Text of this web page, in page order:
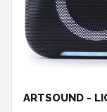
ARTSOUND -